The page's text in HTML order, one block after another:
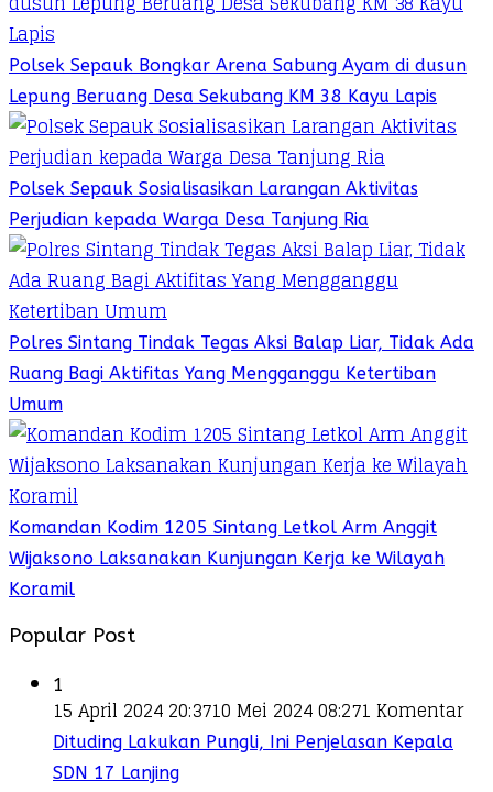
Polsek Sepauk Bongkar Arena Sabung Ayam di dusun
Lepung Beruang Desa Sekubang KM 38 Kayu Lapis
Polsek Sepauk Sosialisasikan Larangan Aktivitas
Perjudian kepada Warga Desa Tanjung Ria
Polres Sintang Tindak Tegas Aksi Balap Liar, Tidak Ada
Ruang Bagi Aktifitas Yang Mengganggu Ketertiban
Umum
Komandan Kodim 1205 Sintang Letkol Arm Anggit
Wijaksono Laksanakan Kunjungan Kerja ke Wilayah
Koramil
Popular Post
1
15 April 2024 20:3710 Mei 2024 08:271 Komentar
Dituding Lakukan Pungli, Ini Penjelasan Kepala
SDN 17 Lanjing